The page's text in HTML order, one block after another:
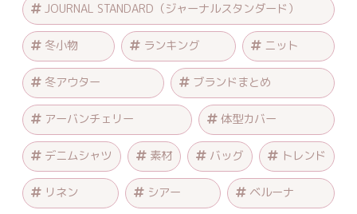
JOURNAL STANDARD（ジャーナルスタンダード）
冬小物 ランキング ニット
冬アウター ブランドまとめ
アーバンチェリー 体型カバー
デニムシャツ 素材 バッグ トレンド
リネン シアー ベルーナ